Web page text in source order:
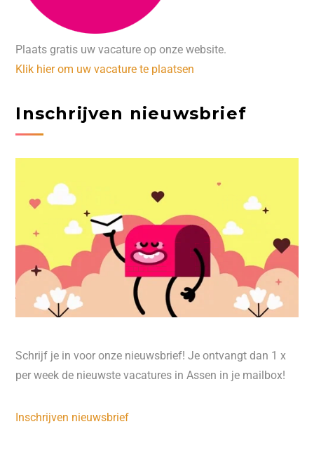
Plaats gratis uw vacature op onze website.
Klik hier om uw vacature te plaatsen
Inschrijven nieuwsbrief
Schrijf je in voor onze nieuwsbrief! Je ontvangt dan 1 x
per week de nieuwste vacatures in Assen in je mailbox!
Inschrijven nieuwsbrief